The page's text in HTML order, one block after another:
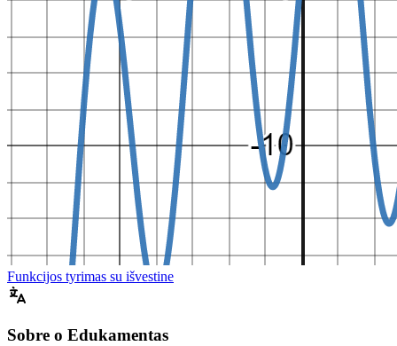
Funkcijos tyrimas su išvestine
Sobre o Edukamentas